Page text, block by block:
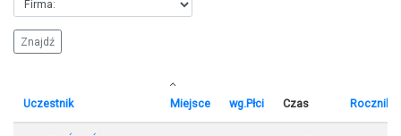
Uczestnik Miejsce wg.Płci Czas Rocznik